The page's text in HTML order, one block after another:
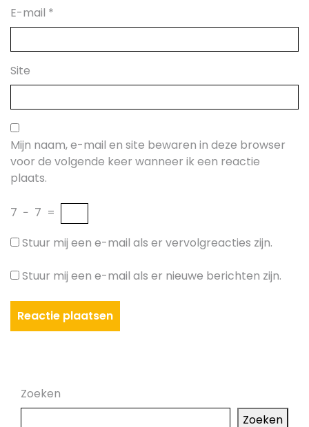
E-mail *
Site
Mijn naam, e-mail en site bewaren in deze browser
voor de volgende keer wanneer ik een reactie
plaats.
7 − 7 =
Stuur mij een e-mail als er vervolgreacties zijn.
Stuur mij een e-mail als er nieuwe berichten zijn.
Zoeken
Zoeken